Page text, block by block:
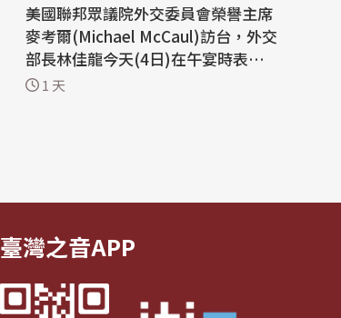
美國聯邦眾議院外交委員會榮譽主席
麥考爾(Michael McCaul)訪台，外交
部長林佳龍今天(4日)在午宴時表示，
期盼持續深化台美在第三國的合作，
1 天
臺灣之音APP